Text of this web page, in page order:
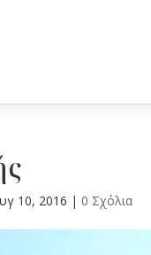
10, 2016 | 0 Σχόλια